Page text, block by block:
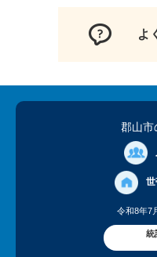
よ
郡山市
世
令和8年7
統